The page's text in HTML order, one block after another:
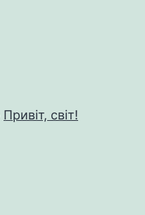
Привіт, світ!